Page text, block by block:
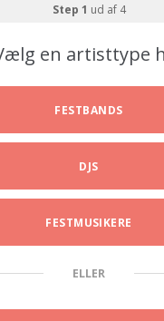
Step 1 ud af 4
en artisttype
FESTBANDS
DJS
FESTMUSIKERE
ELLER